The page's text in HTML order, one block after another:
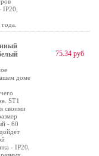
IP20,
доме
ST1
своими
- 60
- IP20,
75.34 руб